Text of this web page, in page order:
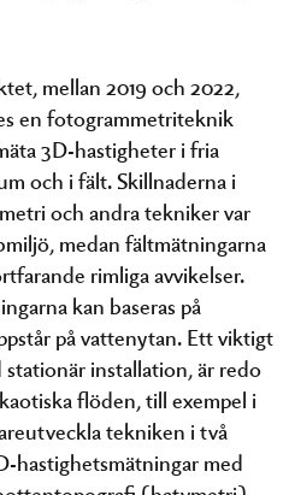
mellan 2019 och 2022,
en fotogrammetriteknik
3D-hastigheter i fria
och i fält. Skillnaderna i
och andra tekniker var
medan fältmätningarna
rimliga avvikelser.
kan baseras på
på vattenytan. Ett viktigt
installation, är redo
flöden, till exempel i
tekniken i två
hastighetsmätningar med